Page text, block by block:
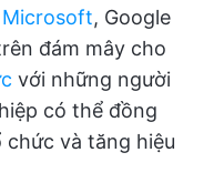
Microsoft, Google
đám mây cho
với những người
có thể đồng
và tăng hiệu